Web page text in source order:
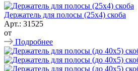
Держатель для полосы (25х4) скоба
Арт.: 31525
от
Подробнее